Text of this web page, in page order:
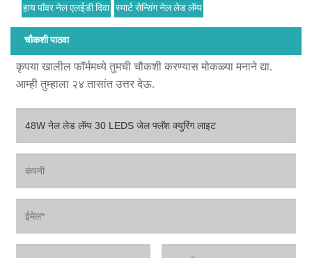
हाय पॉवर नेल एलईडी दिवा स्मार्ट सेन्सिंग नेल लेड लॅम्प
चौकशी पाठवा
कृपया खालील फॉर्ममध्ये तुमची चौकशी करण्यास मोकळ्या मनाने द्या.
आम्ही तुम्हाला २४ तासांत उत्तर देऊ.